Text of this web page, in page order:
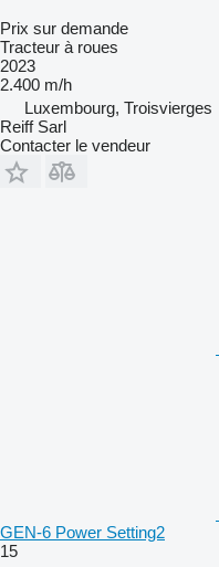
Prix sur demande
Tracteur à roues
2023
2.400 m/h
Luxembourg, Troisvierges
Reiff Sarl
Contacter le vendeur
GEN-6 Power Setting2
15